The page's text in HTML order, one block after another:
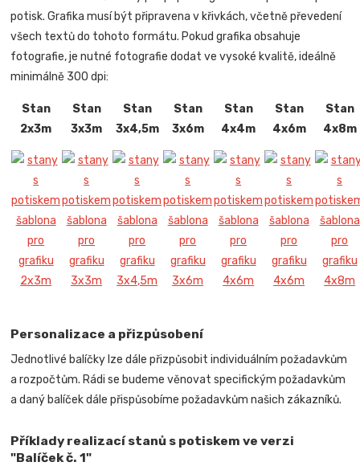
potisk. Grafika musí být připravena v křivkách, včetně převedení
všech textů do tohoto formátu. Pokud grafika obsahuje
fotografie, je nutné fotografie dodat ve vysoké kvalitě, ideálně
minimálně 300 dpi:
Stan
2x3m
Stan
3x3m
Stan
3x4,5m
Stan
3x6m
Stan
4x4m
Stan
4x6m
Stan
4x8m
Personalizace a přizpůsobení
Jednotlivé balíčky lze dále přizpůsobit individuálním požadavkům
a rozpočtům. Rádi se budeme věnovat specifickým požadavkům
a daný balíček dále přispůsobíme požadavkům našich zákazníků.
Příklady realizací stanů s potiskem ve verzi
"Balíček č. 1"